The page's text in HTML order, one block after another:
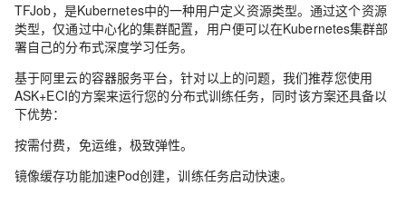
TFJob，是Kubernetes中的一种用户定义资源类型。通过这个资源
类型，仅通过中心化的集群配置，用户便可以在Kubernetes集群部
署自己的分布式深度学习任务。
基于阿里云的容器服务平台，针对以上的问题，我们推荐您使用
ASK+ECI的方案来运行您的分布式训练任务，同时该方案还具备以
下优势：
按需付费，免运维，极致弹性。
镜像缓存功能加速Pod创建，训练任务启动快速。